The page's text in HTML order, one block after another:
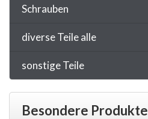
Schrauben
diverse Teile alle
sonstige Teile
Besondere Produkte